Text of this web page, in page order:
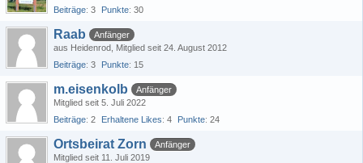
Beiträge 3 Punkte 30
Raab
Anfänger
aus Heidenrod Mitglied seit 24. August 2012
Beiträge 3 Punkte 15
m.eisenkolb
Anfänger
Mitglied seit 5. Juli 2022
Beiträge 2 Erhaltene Likes 4 Punkte 24
Ortsbeirat Zorn
Anfänger
Mitglied seit 11. Juli 2019